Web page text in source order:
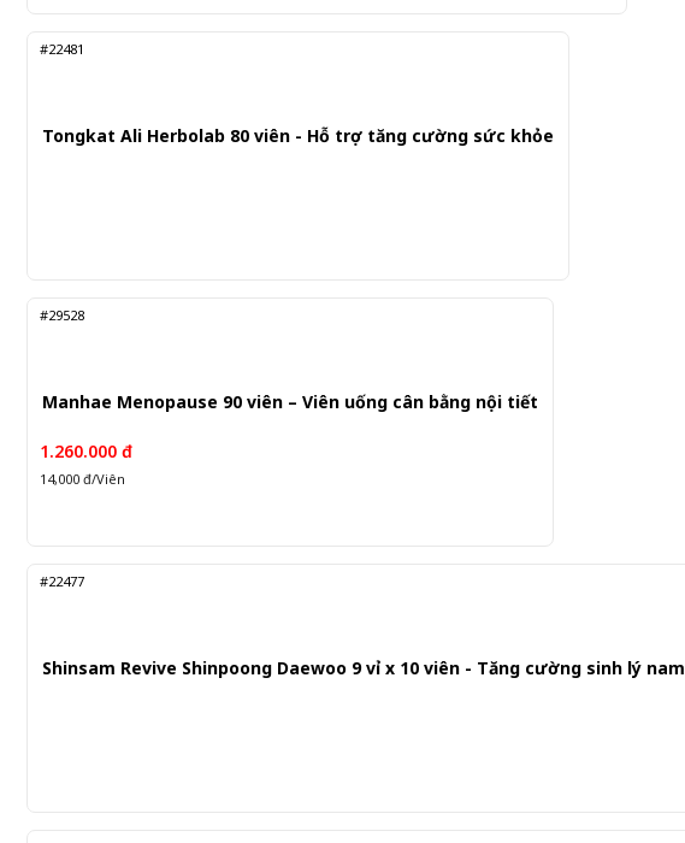
#22481
Tongkat Ali Herbolab 80 viên - Hỗ trợ tăng cường sức khỏe
#29528
Manhae Menopause 90 viên – Viên uống cân bằng nội tiết
1.260.000 đ
14,000 đ/Viên
#22477
Shinsam Revive Shinpoong Daewoo 9 vỉ x 10 viên - Tăng cường sinh lý nam